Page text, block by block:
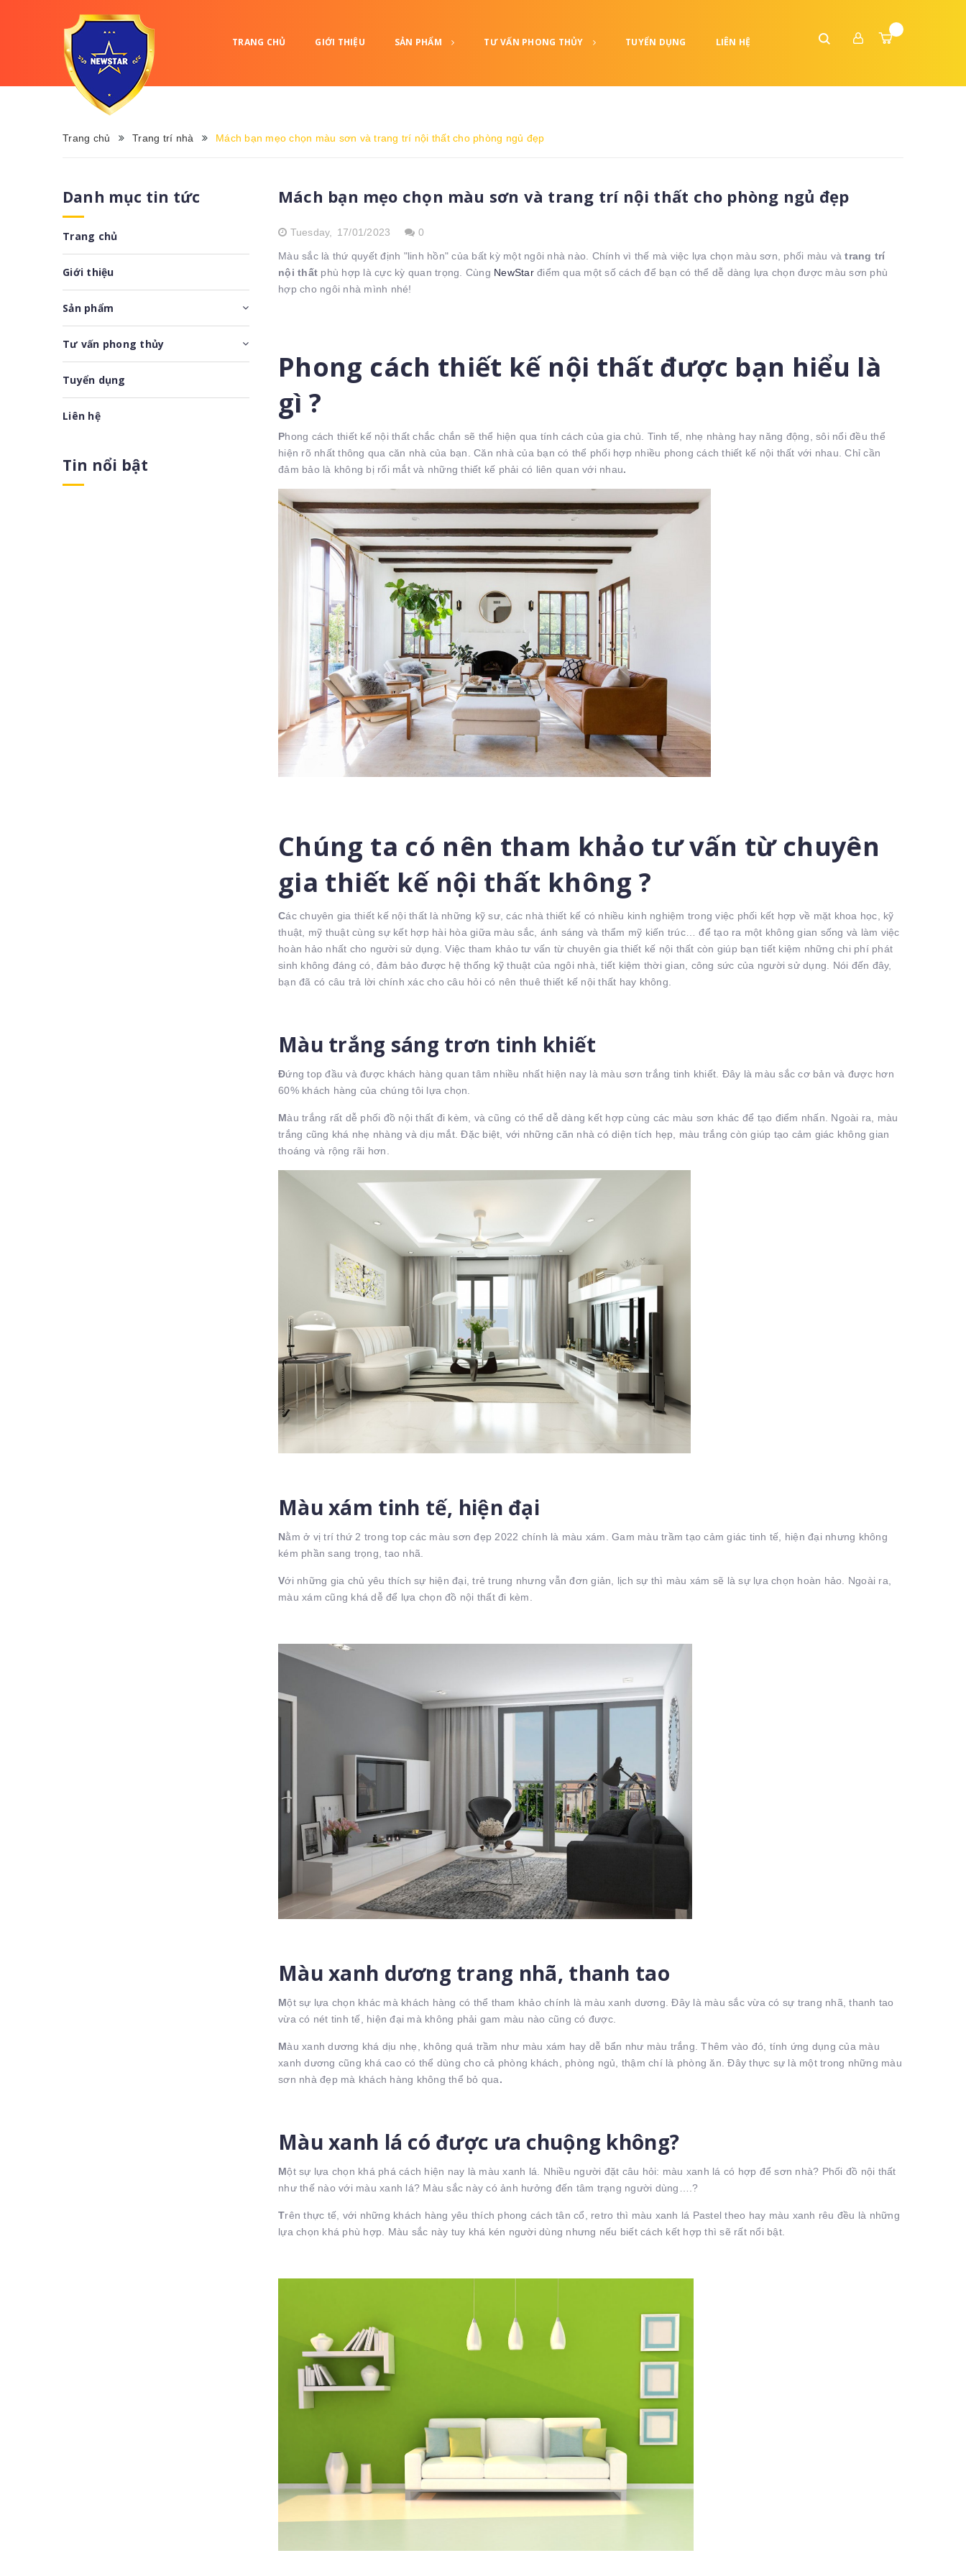
TRANG CHỦ GIỚI THIỆU SẢN PHẨM TƯ VẤN PHONG THỦY TUYỂN DỤNG LIÊN HỆ
Trang chủ Trang trí nhà Mách bạn mẹo chọn màu sơn và trang trí nội thất cho phòng ngủ đẹp
Mách bạn mẹo chọn màu sơn và trang trí nội thất cho phòng ngủ đẹp
Tuesday, 17/01/2023 0
Màu sắc là thứ quyết định "linh hồn" của bất kỳ một ngôi nhà nào. Chính vì thế mà việc lựa chọn màu sơn, phối màu vàtrang trí
nội thất phù hợp là cực kỳ quan trọng. Cùng NewStarđiểm qua một số cách để bạn có thể dễ dàng lựa chọn được màu sơn phù
hợp cho ngôi nhà mình nhé!
Phong cách thiết kế nội thất được bạn hiểu là
gì ?
Phong cách thiết kế nội thất chắc chắn sẽ thể hiện qua tính cách của gia chủ. Tinh tế, nhẹ nhàng hay năng động, sôi nổi đều thể
hiện rõ nhất thông qua căn nhà của bạn. Căn nhà của bạn có thể phối hợp nhiều phong cách thiết kế nội thất với nhau. Chỉ cần
đảm bảo là không bị rối mắt và những thiết kế phải có liên quan với nhau.
Chúng ta có nên tham khảo tư vấn từ chuyên
gia thiết kế nội thất không ?
Các chuyên gia thiết kế nội thất là những kỹ sư, các nhà thiết kế có nhiều kinh nghiệm trong việc phối kết hợp về mặt khoa học, kỹ
thuật, mỹ thuật cùng sự kết hợp hài hòa giữa màu sắc, ánh sáng và thẩm mỹ kiến trúc… để tạo ra một không gian sống và làm việc
hoàn hảo nhất cho người sử dụng. Việc tham khảo tư vấn từ chuyên gia thiết kế nội thất còn giúp bạn tiết kiệm những chi phí phát
sinh không đáng có, đảm bảo được hệ thống kỹ thuật của ngôi nhà, tiết kiệm thời gian, công sức của người sử dụng. Nói đến đây,
bạn đã có câu trả lời chính xác cho câu hỏi có nên thuê thiết kế nội thất hay không.
Màu trắng sáng trơn tinh khiết
Đứng top đầu và được khách hàng quan tâm nhiều nhất hiện nay là màu sơn trắng tinh khiết. Đây là màu sắc cơ bản và được hơn
60% khách hàng của chúng tôi lựa chọn.
Màu trắng rất dễ phối đồ nội thất đi kèm, và cũng có thể dễ dàng kết hợp cùng các màu sơn khác để tạo điểm nhấn. Ngoài ra, màu
trắng cũng khá nhẹ nhàng và dịu mắt. Đặc biệt, với những căn nhà có diện tích hẹp, màu trắng còn giúp tạo cảm giác không gian
thoáng và rộng rãi hơn.
Màu xám tinh tế, hiện đại
Nằm ở vị trí thứ 2 trong top các màu sơn đẹp 2022 chính là màu xám. Gam màu trầm tạo cảm giác tinh tế, hiện đại nhưng không
kém phần sang trọng, tao nhã.
Với những gia chủ yêu thích sự hiện đại, trẻ trung nhưng vẫn đơn giản, lịch sự thì màu xám sẽ là sự lựa chọn hoàn hảo. Ngoài ra,
màu xám cũng khá dễ để lựa chọn đồ nội thất đi kèm.
Màu xanh dương trang nhã, thanh tao
Một sự lựa chọn khác mà khách hàng có thể tham khảo chính là màu xanh dương. Đây là màu sắc vừa có sự trang nhã, thanh tao
vừa có nét tinh tế, hiện đại mà không phải gam màu nào cũng có được.
Màu xanh dương khá dịu nhẹ, không quá trầm như màu xám hay dễ bẩn như màu trắng. Thêm vào đó, tính ứng dụng của màu
xanh dương cũng khá cao có thể dùng cho cả phòng khách, phòng ngủ, thậm chí là phòng ăn. Đây thực sự là một trong những màu
sơn nhà đẹp mà khách hàng không thể bỏ qua.
Màu xanh lá có được ưa chuộng không?
Một sự lựa chọn khá phá cách hiện nay là màu xanh lá. Nhiều người đặt câu hỏi: màu xanh lá có hợp để sơn nhà? Phối đồ nội thất
như thế nào với màu xanh lá? Màu sắc này có ảnh hưởng đến tâm trạng người dùng….?
Trên thực tế, với những khách hàng yêu thích phong cách tân cổ, retro thì màu xanh lá Pastel theo hay màu xanh rêu đều là những
lựa chọn khá phù hợp. Màu sắc này tuy khá kén người dùng nhưng nếu biết cách kết hợp thì sẽ rất nổi bật.
Danh mục tin tức
Trang chủ
Giới thiệu
Sản phẩm
Tư vấn phong thủy
Tuyển dụng
Liên hệ
Tin nổi bật